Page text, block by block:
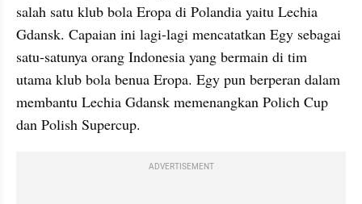
salah satu klub bola Eropa di Polandia yaitu Lechia
Gdansk. Capaian ini lagi-lagi mencatatkan Egy sebagai
satu-satunya orang Indonesia yang bermain di tim
utama klub bola benua Eropa. Egy pun berperan dalam
membantu Lechia Gdansk memenangkan Polich Cup
dan Polish Supercup.
ADVERTISEMENT